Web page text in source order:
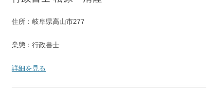
住所：岐阜県高山市277
業態：行政書士
詳細を見る